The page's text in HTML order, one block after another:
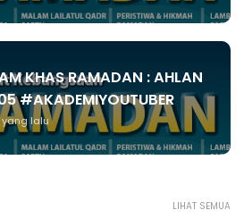
KHAS RAMADAN : AHLAN
#AKADEMIYOUTUBER
lalu
LIHAT SEMUA